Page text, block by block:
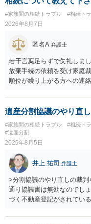
#家族間の相続トラブル #相続ト
2026年8月7日
匿名A 弁護士
若干言葉足らずで失礼しま
放棄手続の依頼を受け家庭
順位が繰り上がる方への連
できない、という意味でし
遺産分割協議のやり直し
#家族間の相続トラブル #相続ト
#遺産分割
2026年8月5日
井上 祐司 弁護士
>分割協議のやり直しの裁
通り協議書は無効なのでし
づく不動産登記がされてい
方の訴訟の主張及び立証次